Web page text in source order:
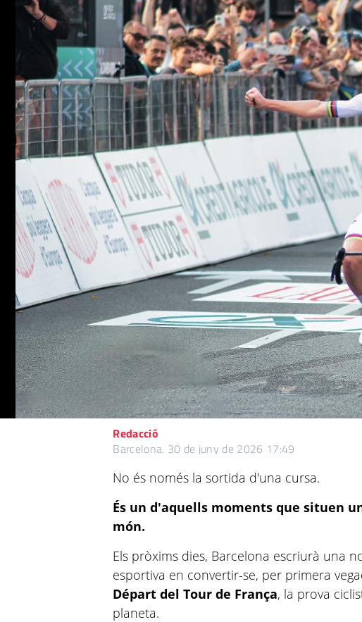
Redacció
Barcelona. 30 de juny de 2026 17:49
No és només la sortida d'una cursa.
És un d'aquells moments que situen
món.
Els pròxims dies, Barcelona escriurà una
esportiva en convertir-se, per primera
Départ del Tour de França, la prova
planeta.